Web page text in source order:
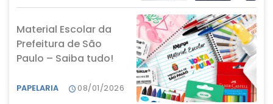
Material Escolar da
Prefeitura de São
Paulo – Saiba tudo!
PAPELARIA 08/01/2026